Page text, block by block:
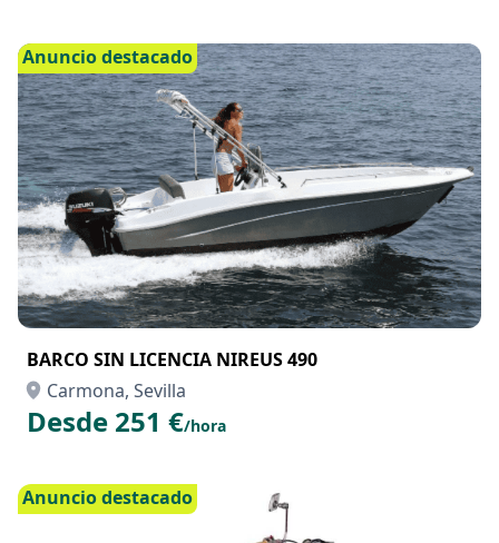
Anuncio destacado
BARCO SIN LICENCIA NIREUS 490
Carmona, Sevilla
Desde 251 €/hora
Anuncio destacado